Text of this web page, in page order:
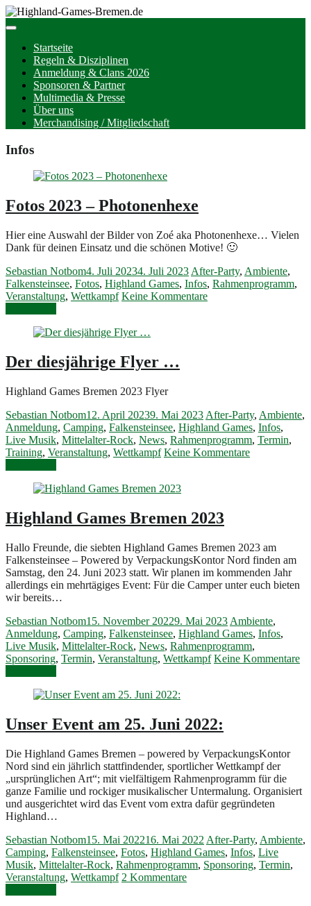
Startseite
Regeln & Disziplinen
Anmeldung & Clans 2026
Sponsoren & Partner
Multimedia & Presse
Über uns
Merchandising / Mitgliedschaft
Infos
Fotos 2023 – Photonenhexe
Hier eine Auswahl der Bilder von Zoé aka Photonenhexe… Vielen
Dank für deinen Einsatz und die schönen Motive! 🙂
Sebastian Notbom4. Juli 20234. Juli 2023 After-Party, Ambiente,
Falkensteinsee, Fotos, Highland Games, Infos, Rahmenprogramm,
Veranstaltung, Wettkampf Keine Kommentare
Der diesjährige Flyer …
Highland Games Bremen 2023 Flyer
Sebastian Notbom12. April 20239. Mai 2023 After-Party, Ambiente,
Anmeldung, Camping, Falkensteinsee, Highland Games, Infos,
Live Musik, Mittelalter-Rock, News, Rahmenprogramm, Termin,
Training, Veranstaltung, Wettkampf Keine Kommentare
Highland Games Bremen 2023
Hallo Freunde, die siebten Highland Games Bremen 2023 am
Falkensteinsee – Powered by VerpackungsKontor Nord finden am
Samstag, den 24. Juni 2023 statt. Wir planen im kommenden Jahr
allerdings ein mehrtägiges Event: Für die Camper unter euch bieten
wir bereits…
Sebastian Notbom15. November 20229. Mai 2023 Ambiente,
Anmeldung, Camping, Falkensteinsee, Highland Games, Infos,
Live Musik, Mittelalter-Rock, News, Rahmenprogramm,
Sponsoring, Termin, Veranstaltung, Wettkampf Keine Kommentare
Unser Event am 25. Juni 2022:
Die Highland Games Bremen – powered by VerpackungsKontor
Nord sind ein jährlich stattfindender, sportlicher Wettkampf der
„ursprünglichen Art“; mit vielfältigem Rahmenprogramm für die
ganze Familie und rockiger musikalischer Untermalung. Organisiert
und ausgerichtet wird das Event vom extra dafür gegründeten
Highland…
Sebastian Notbom15. Mai 202216. Mai 2022 After-Party, Ambiente,
Camping, Falkensteinsee, Fotos, Highland Games, Infos, Live
Musik, Mittelalter-Rock, Rahmenprogramm, Sponsoring, Termin,
Veranstaltung, Wettkampf 2 Kommentare